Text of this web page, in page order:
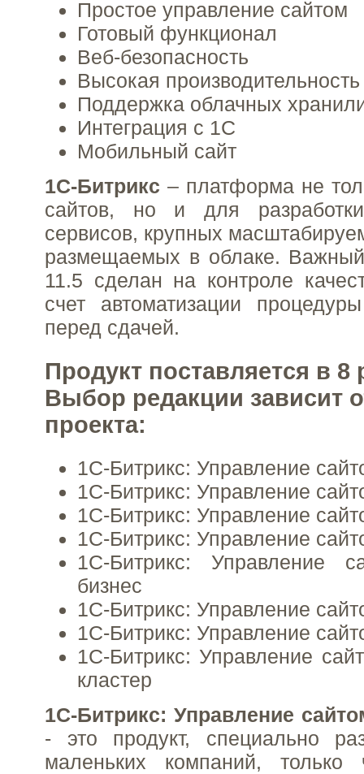
Простое управление сайтом
Готовый функционал
Веб-безопасность
Высокая производительность
Поддержка облачных
Интеграция с 1С
Мобильный сайт
1С-Битрикс – платформа не
сайтов, но и для
сервисов, крупных
размещаемых в облаке.
11.5 сделан на контроле
счет автоматизации
перед сдачей.
Продукт поставляется в 8
Выбор редакции зависит
проекта:
1C-Битрикс: Управление
1С-Битрикс: Управление
1С-Битрикс: Управление
1C-Битрикс: Управление
1С-Битрикс: Управление
бизнес
1С-Битрикс: Управление
1С-Битрикс: Управление
1C-Битрикс: Управление
кластер
1C-Битрикс: Управление
- это продукт, специально
маленьких компаний, только